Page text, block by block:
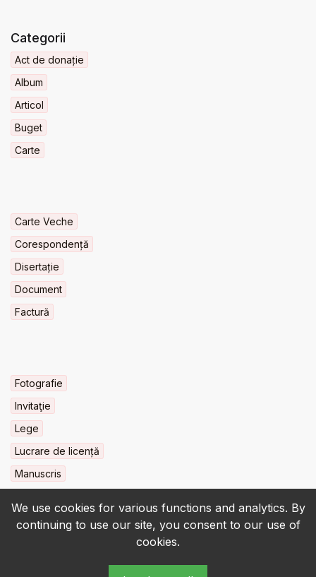
We use cookies for various functions and analytics. By
continuing to use our site, you consent to our use of
cookies.
Categorii
Act de donație
Album
Articol
Buget
Carte
Carte Veche
Corespondență
Disertație
Document
Factură
Fotografie
Invitaţie
Lege
Lucrare de licență
Manuscris
© 2022-2026 • BCU „Carol I” - All rights reserved.